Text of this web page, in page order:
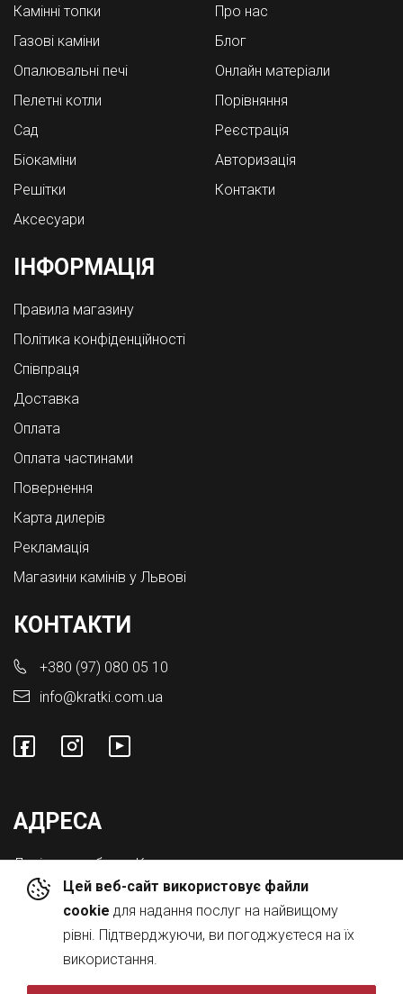
Цей веб-сайт використовує файли
cookie для надання послуг на найвищому
рівні. Підтверджуючи, ви погоджуєтеся на їх
використання.
Камінні топки
Газові каміни
Опалювальні печі
Пелетні котли
Cад
Біокаміни
Решітки
Аксесуари
Про нас
Блог
Онлайн матеріали
Порівняння
Реєстрація
Авторизація
Контакти
ІНФОРМАЦІЯ
Правила магазину
Політика конфіденційності
Співпраця
Доставка
Оплата
Оплата частинами
Повернення
Карта дилерів
Рекламація
Магазини камінів у Львові
КОНТАКТИ
+380 (97) 080 05 10
info@kratki.com.ua
АДРЕСА
Львівська обл., с. Конопниця,
Вул. Городоцька 8а